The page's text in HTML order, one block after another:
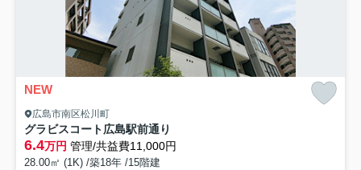
NEW
広島市南区松川町
グラビスコート広島駅前通り
6.4万円 管理/共益費11,000円
28.00㎡ (1K) /築18年 /15階建